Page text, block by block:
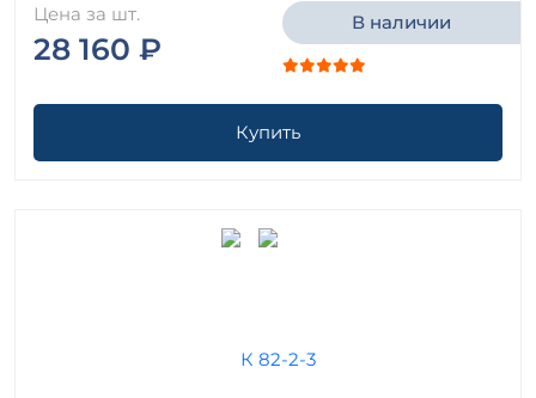
Цена за шт.
28 160 ₽
В наличии
Купить